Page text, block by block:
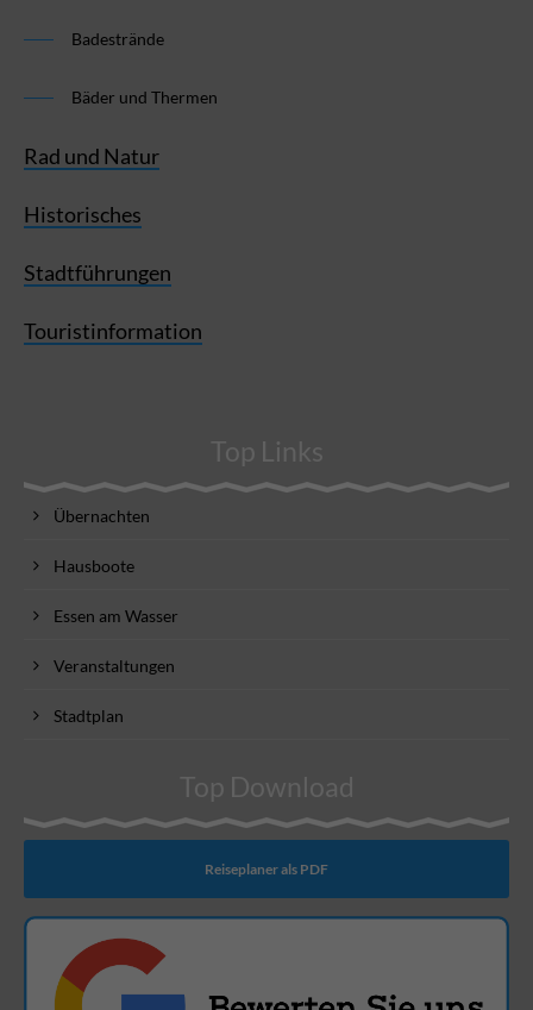
Badestrände
Bäder und Thermen
Rad und Natur
Historisches
Stadtführungen
Touristinformation
Top Links
Übernachten
Hausboote
Essen am Wasser
Veranstaltungen
Stadtplan
Top Download
Reiseplaner als PDF